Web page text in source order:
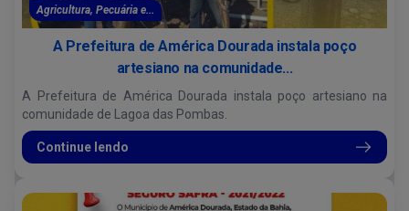
Agricultura, Pecuária e...
A Prefeitura de América Dourada instala poço
artesiano na comunidade...
A Prefeitura de América Dourada instala poço artesiano na
comunidade de Lagoa das Pombas.
Continue lendo